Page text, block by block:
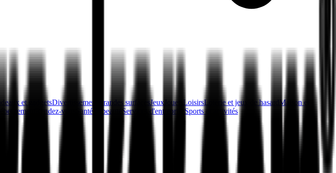
et gadgetsDivertissement Grandes surfacesJeux Jouets LoisirsLoterie et jeux de hasard
Maison et
Rendez-vous Santé et beauté Services d'entreprise Sports et activités